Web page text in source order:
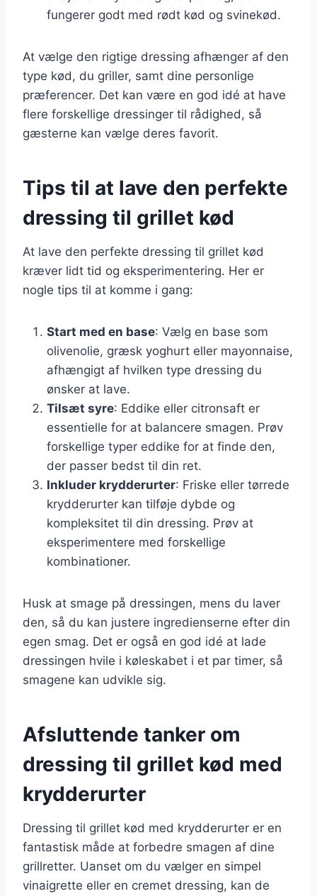
fungerer godt med rødt kød og svinekød.
At vælge den rigtige dressing afhænger af den
type kød, du griller, samt dine personlige
præferencer. Det kan være en god idé at have
flere forskellige dressinger til rådighed, så
gæsterne kan vælge deres favorit.
Tips til at lave den perfekte
dressing til grillet kød
At lave den perfekte dressing til grillet kød
kræver lidt tid og eksperimentering. Her er
nogle tips til at komme i gang:
Start med en base: Vælg en base som
olivenolie, græsk yoghurt eller mayonnaise,
afhængigt af hvilken type dressing du
ønsker at lave.
Tilsæt syre: Eddike eller citronsaft er
essentielle for at balancere smagen. Prøv
forskellige typer eddike for at finde den,
der passer bedst til din ret.
Inkluder krydderurter: Friske eller tørrede
krydderurter kan tilføje dybde og
kompleksitet til din dressing. Prøv at
eksperimentere med forskellige
kombinationer.
Husk at smage på dressingen, mens du laver
den, så du kan justere ingredienserne efter din
egen smag. Det er også en god idé at lade
dressingen hvile i køleskabet i et par timer, så
smagene kan udvikle sig.
Afsluttende tanker om
dressing til grillet kød med
krydderurter
Dressing til grillet kød med krydderurter er en
fantastisk måde at forbedre smagen af dine
grillretter. Uanset om du vælger en simpel
vinaigrette eller en cremet dressing, kan de